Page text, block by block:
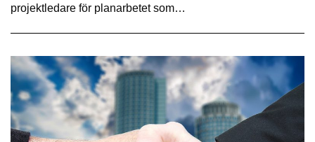
projektledare för planarbetet som…